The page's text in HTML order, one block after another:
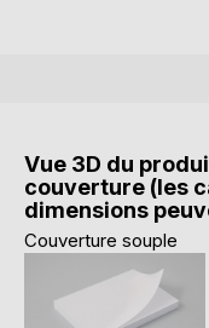
Vue 3D du
couverture (les
dimensions
Couverture souple